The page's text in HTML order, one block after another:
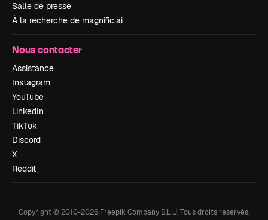
Salle de presse
À la recherche de magnific.ai
Nous contacter
Assistance
Instagram
YouTube
LinkedIn
TikTok
Discord
X
Reddit
Copyright © 2010-2026 Freepik Company S.L.U.Tous droits réservés.